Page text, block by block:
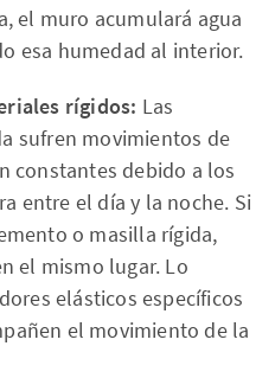
el muro acumulará agua
esa humedad al interior.
rígidos: Las
sufren movimientos de
constantes debido a los
entre el día y la noche. Si
o masilla rígida,
el mismo lugar. Lo
elásticos específicos
el movimiento de la